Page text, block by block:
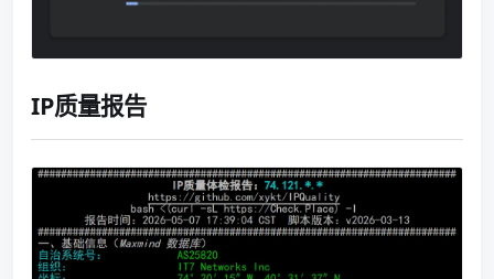
IP质量报告